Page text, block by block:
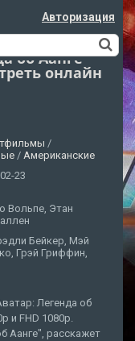
Авторизация
об Аанге
онлайн
/
/ Американские
23
Вольпе, Этан
Бейкер, Мэй
Грэй Гриффин,
Легенда об
и FHD 1080p.
Аанге", расскажет